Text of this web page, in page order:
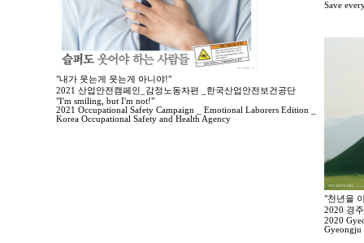
"내가 웃는게 웃는게 아니야!"
2021 산업안전캠페인_감정노동자편 _한국산업안전보건공단
"I'm smiling, but I'm not!"
2021 Occupational Safety Campaign _ Emotional Laborers Edition _
Korea Occupational Safety and Health Agency
Save
"천년을
2020 경
2020
Gyeongju